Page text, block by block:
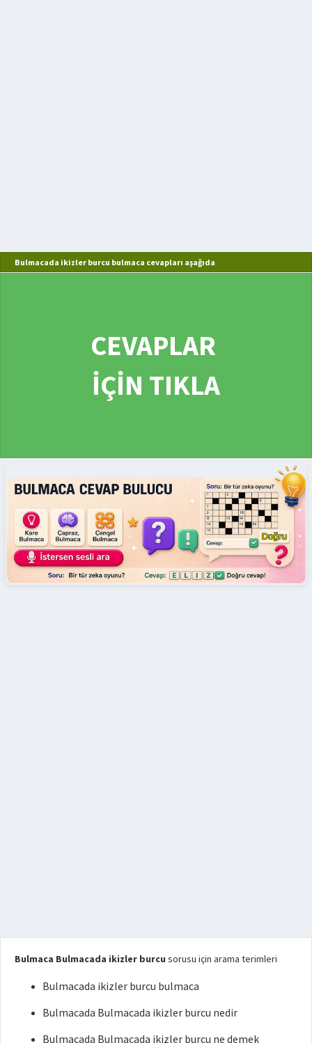
Bulmacada ikizler burcu bulmaca cevapları aşağıda
CEVAPLAR
İÇİN TIKLA
Bulmaca Bulmacada ikizler burcu sorusu için arama terimleri
Bulmacada ikizler burcu bulmaca
Bulmacada Bulmacada ikizler burcu nedir
Bulmacada Bulmacada ikizler burcu ne demek